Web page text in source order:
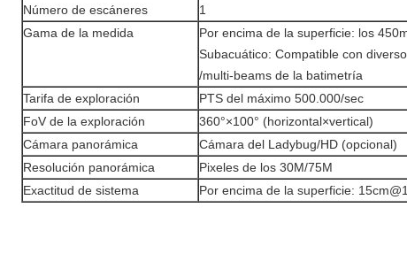
Número de escáneres
1
Gama de la medida
Por encima de la superficie: los
Subacuático: Compatible con
/multi-beams de la batimetría
Tarifa de exploración
PTS del máximo 500.000/sec
FoV de la exploración
360°×100° (horizontal×vertical)
Cámara panorámica
Cámara del Ladybug/HD (opcional)
Resolución panorámica
Pixeles de los 30M/75M
Exactitud de sistema
Por encima de la superficie: